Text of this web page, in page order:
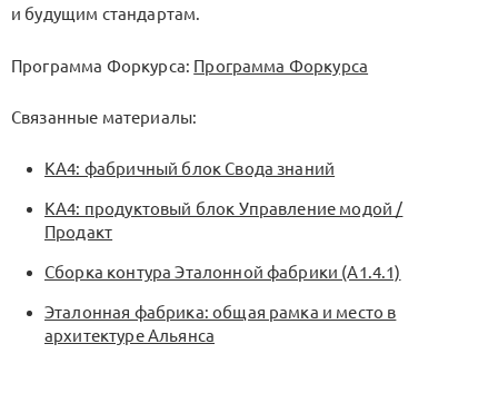
и будущим стандартам.
Программа Форкурса: Программа Форкурса
Связанные материалы:
KA4: фабричный блок Свода знаний
KA4: продуктовый блок Управление модой /
Продакт
Сборка контура Эталонной фабрики (A1.4.1)
Эталонная фабрика: общая рамка и место в
архитектуре Альянса